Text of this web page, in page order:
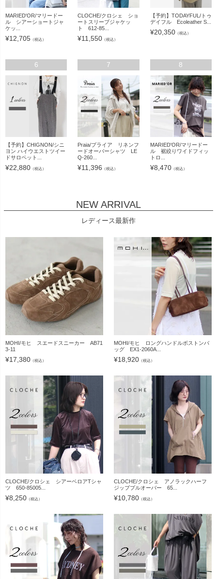
MARIED'OR/マリードー
ル シアーショートジャ
ケッ...
¥12,705 （税込）
CLOCHE/クロシェ ショ
ートスリーブジャケッ
ト 612-85...
¥11,550 （税込）
【予約】TODAYFUL/トゥ
デイフル Ecoleather S...
¥20,350（税込）
6
【予約】CHIGNON/シニ
ヨン ハイウエストツイー
ドサロペット...
¥22,880 （税込）
7
Praia/プライア リネンフ
ードオーバーシャツ LE
Q-260...
¥11,396 （税込）
8
MARIED'OR/マリードー
ル 裾絞りワイドフィッ
トロ...
¥8,470（税込）
NEW ARRIVAL
レディース最新作
MOHI/モヒ スエードスニーカー AB71
3-11
¥17,380 （税込）
MOHI/モヒ ロングハンドルボストンバ
ッグ EX1-2060A...
¥18,920 （税込）
CLOCHE/クロシェ シアーベロアTシャ
ツ 650-85005...
¥8,250 （税込）
CLOCHE/クロシェ アノラックハーフ
ジッププルオーバー 65...
¥10,780 （税込）